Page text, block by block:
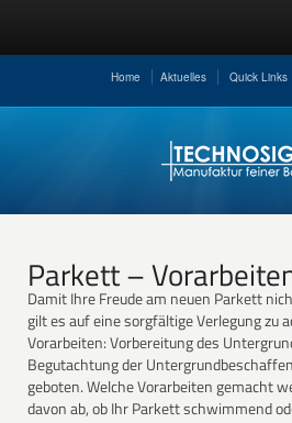
Home Aktuelles Quick Links
Parkett –
Damit Ihre Freude am neuen Parkett
gilt es auf eine sorgfältige Verlegung zu
Vorarbeiten: Vorbereitung des
Begutachtung der
geboten. Welche Vorarbeiten gemacht
davon ab, ob Ihr Parkett schwimmend